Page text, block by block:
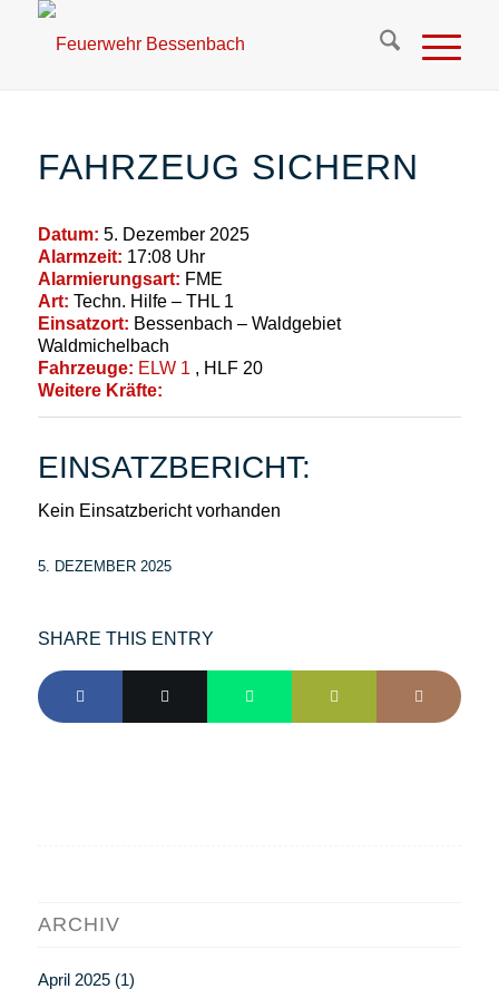
FAHRZEUG SICHERN
Datum: 5. Dezember 2025
Alarmzeit: 17:08 Uhr
Alarmierungsart: FME
Art: Techn. Hilfe – THL 1
Einsatzort: Bessenbach – Waldgebiet
Waldmichelbach
Fahrzeuge: ELW 1 , HLF 20
Weitere Kräfte:
EINSATZBERICHT:
Kein Einsatzbericht vorhanden
5. DEZEMBER 2025
SHARE THIS ENTRY
ARCHIV
April 2025(1)